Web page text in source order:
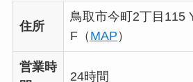
住所
鳥取市今町2丁目115
F（ MAP ）
営業時
24時間